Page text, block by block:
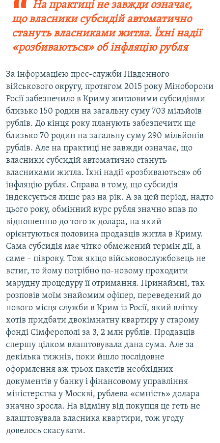
На практиці не завжди означає,
що власники субсидій автоматично
стануть власниками житла. Їхні надії
«розбиваються» об інфляцію рубля
За інформацією прес-служби Південного
військового округу, протягом 2015 року Міноборони
Росії забезпечило в Криму житловими субсидіями
близько 150 родин на загальну суму 703 мільйоів
рублів. До кінця року планують забезпечити ще
близько 70 родин на загальну суму 290 мільйонів
рублів. Але на практиці не завжди означає, що
власники субсидій автоматично стануть
власниками житла. Їхні надії «розбиваються» об
інфляцію рубля. Справа в тому, що субсидія
індексується лише раз на рік. А за цей період, надто
цього року, обмінний курс рубля значно впав по
відношенню до того ж долара, на який
орієнтуються половина продавців житла в Криму.
Сама субсидія має чітко обмежений термін дії, а
саме – півроку. Тож якщо військовослужбовець не
встиг, то йому потрібно по-новому проходити
марудну процедуру її отримання. Принаймні, так
розповів моїм знайомим офіцер, переведений до
нового місця служби в Крим із Росії, який влітку
хотів придбати двокімнатну квартиру у старому
фонді Сімферополі за 3, 2 млн рублів. Продавців
спершу цілком влаштовувала дана сума. Але за
декілька тижнів, поки йшло послідовне
оформлення аж трьох пакетів необхідних
документів у банку і фінансовому управління
міністерства у Москві, рублева «ємність» долара
значно зросла. На відміну від покупця це геть не
влаштовувала власника квартири, тож угоду
довелось скасувати.